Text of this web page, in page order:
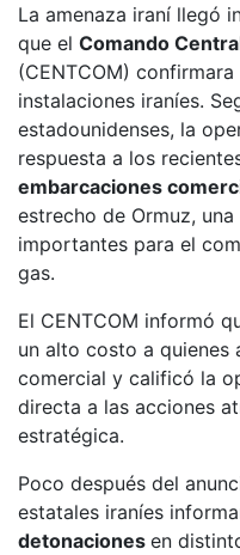
La amenaza iraní llegó
que el Comando
(CENTCOM)
instalaciones iraníes.
estadounidenses, la
respuesta a los
embarcaciones
estrecho de Ormuz,
importantes para el
gas.
El CENTCOM informó
un alto costo a quienes
comercial y calificó la
directa a las acciones
estratégica.
Poco después del
estatales iraníes
detonaciones en